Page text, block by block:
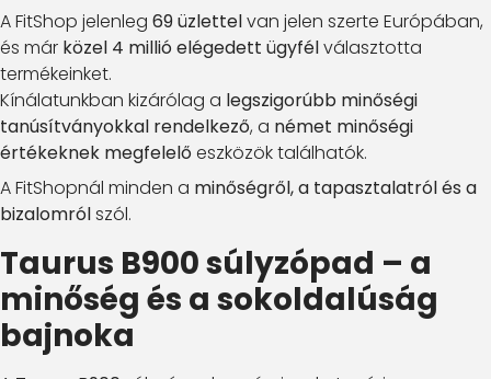
A FitShop jelenleg 69 üzlettelvan jelen szerte Európában,
és már közel 4 millió elégedett ügyfélválasztotta
termékeinket.
Kínálatunkban kizárólag a legszigorúbb minőségi
tanúsítványokkal rendelkező, a német minőségi
értékeknek megfelelő eszközök találhatók.
A FitShopnál minden a minőségről, a tapasztalatról és a
bizalomrólszól.
Taurus B900 súlyzópad – a
minőség és a sokoldalúság
bajnoka